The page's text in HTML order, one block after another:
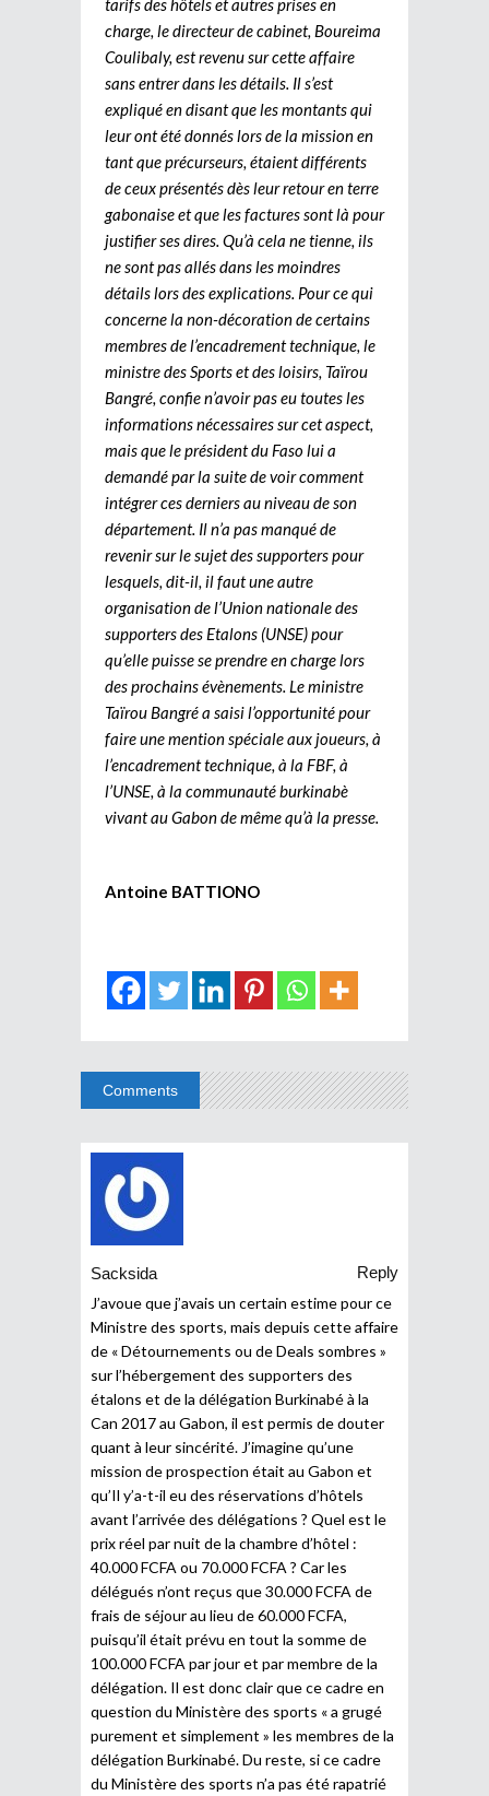
charge, le directeur de cabinet, Boureima
Coulibaly, est revenu sur cette affaire
sans entrer dans les détails. Il s’est
expliqué en disant que les montants qui
leur ont été donnés lors de la mission en
tant que précurseurs, étaient différents
de ceux présentés dès leur retour en terre
gabonaise et que les factures sont là pour
justifier ses dires. Qu’à cela ne tienne, ils
ne sont pas allés dans les moindres
détails lors des explications. Pour ce qui
concerne la non-décoration de certains
membres de l’encadrement technique, le
ministre des Sports et des loisirs, Taïrou
Bangré, confie n’avoir pas eu toutes les
informations nécessaires sur cet aspect,
mais que le président du Faso lui a
demandé par la suite de voir comment
intégrer ces derniers au niveau de son
département. Il n’a pas manqué de
revenir sur le sujet des supporters pour
lesquels, dit-il, il faut une autre
organisation de l’Union nationale des
supporters des Etalons (UNSE) pour
qu’elle puisse se prendre en charge lors
des prochains évènements. Le ministre
Taïrou Bangré a saisi l’opportunité pour
faire une mention spéciale aux joueurs, à
l’encadrement technique, à la FBF, à
l’UNSE, à la communauté burkinabè
vivant au Gabon de même qu’à la presse.
Antoine BATTIONO
Comments
Sacksida
Reply
J’avoue que j’avais un certain estime pour ce
Ministre des sports, mais depuis cette affaire
de « Détournements ou de Deals sombres »
sur l’hébergement des supporters des
étalons et de la délégation Burkinabé à la
Can 2017 au Gabon, il est permis de douter
quant à leur sincérité. J’imagine qu’une
mission de prospection était au Gabon et
qu’Il y’a-t-il eu des réservations d’hôtels
avant l’arrivée des délégations ? Quel est le
prix réel par nuit de la chambre d’hôtel :
40.000 FCFA ou 70.000 FCFA ? Car les
délégués n’ont reçus que 30.000 FCFA de
frais de séjour au lieu de 60.000 FCFA,
puisqu’il était prévu en tout la somme de
100.000 FCFA par jour et par membre de la
délégation. Il est donc clair que ce cadre en
question du Ministère des sports « a grugé
purement et simplement » les membres de la
délégation Burkinabé. Du reste, si ce cadre
du Ministère des sports n’a pas été rapatrié